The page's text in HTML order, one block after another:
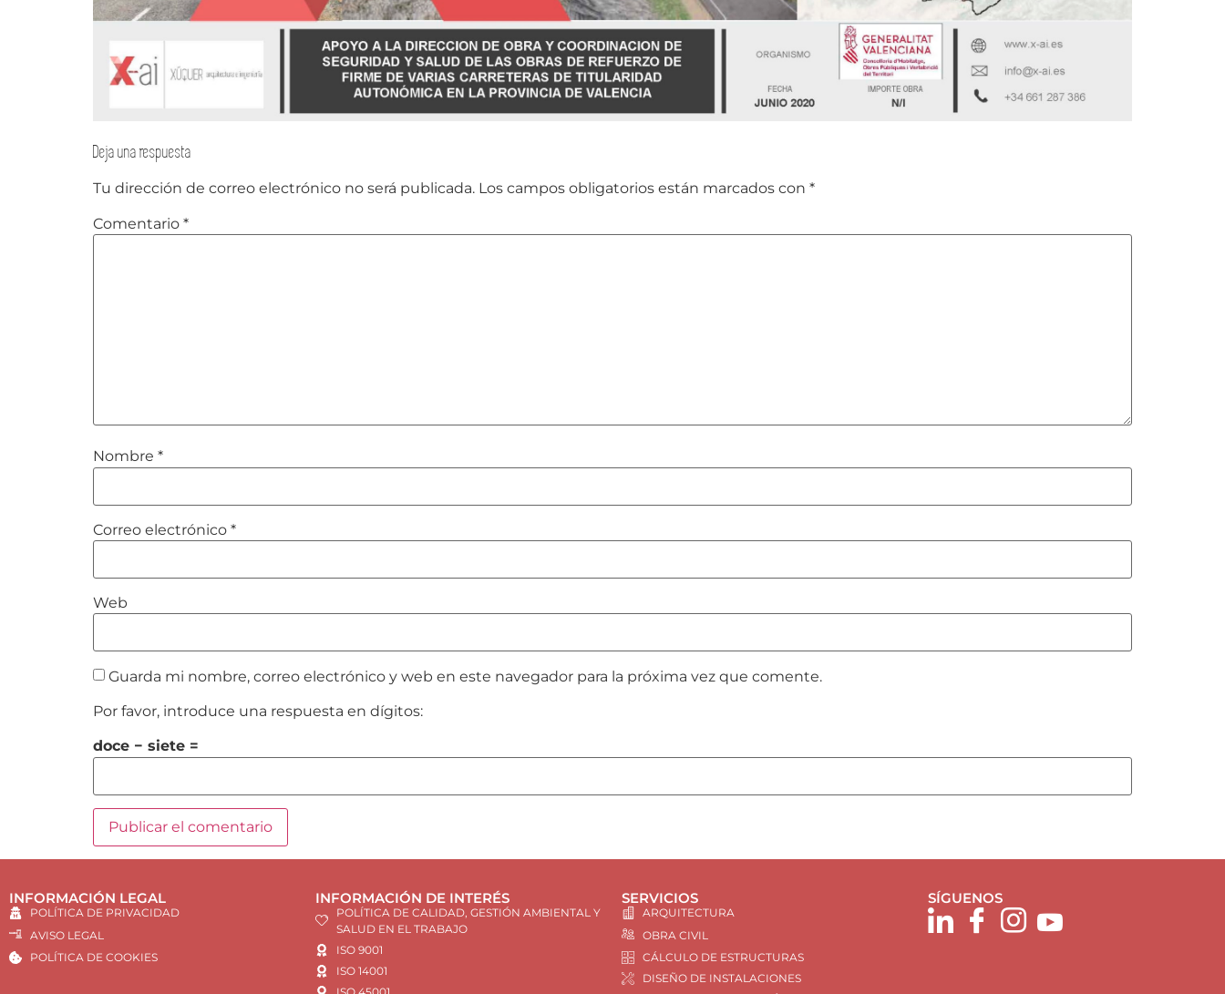
Deja una respuesta
Tu dirección de correo electrónico no será publicada. Los campos obligatorios están marcados con *
Comentario *
Nombre *
Correo electrónico *
Web
Guarda mi nombre, correo electrónico y web en este navegador para la próxima vez que comente.
Por favor, introduce una respuesta en dígitos:
doce − siete =
INFORMACIÓN LEGAL
POLÍTICA DE PRIVACIDAD
AVISO LEGAL
POLÍTICA DE COOKIES
INFORMACIÓN DE INTERÉS
POLÍTICA DE CALIDAD, GESTIÓN AMBIENTAL Y
SALUD EN EL TRABAJO
ISO 9001
ISO 14001
SERVICIOS
ARQUITECTURA
OBRA CIVIL
CÁLCULO DE ESTRUCTURAS
DISEÑO DE INSTALACIONES
SÍGUENOS